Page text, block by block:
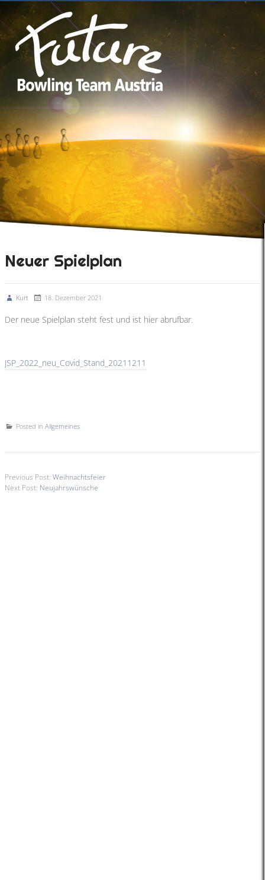
Neuer Spielplan
Kurt 18. Dezember 2021
Der neue Spielplan steht fest und ist hier abrufbar.
JSP_2022_neu_Covid_Stand_20211211
Posted inAllgemeines
Previous Post:Weihnachtsfeier
Next Post: Neujahrswünsche